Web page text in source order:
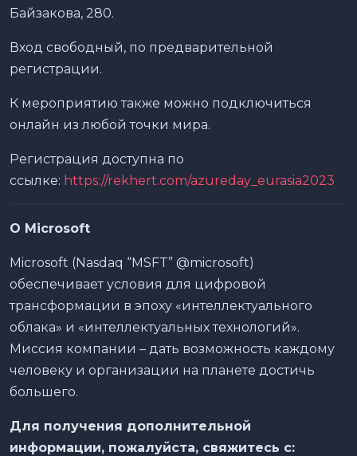
Байзакова, 280.
Вход свободный, по предварительной
регистрации.
К мероприятию также можно подключиться
онлайн из любой точки мира.
Регистрация доступна по
ссылке: https://rekhert.com/azureday_eurasia2023
О Microsoft
Microsoft (Nasdaq “MSFT” @microsoft)
обеспечивает условия для цифровой
трансформации в эпоху «интеллектуального
облака» и «интеллектуальных технологий».
Миссия компании – дать возможность каждому
человеку и организации на планете достичь
большего.
Для получения дополнительной
информации, пожалуйста, свяжитесь с: